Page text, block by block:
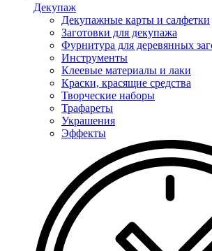
Декупаж
Декупажные карты и салфетки
Заготовки для декупажа
Фурнитура для деревянных
Инструменты
Клеевые материалы и лаки
Краски, красящие средства
Творческие наборы
Трафареты
Украшения
Эффекты